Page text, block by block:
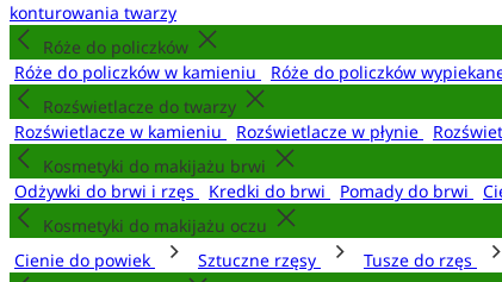
konturowania twarzy
Róże do policzków
Róże do policzków w kamieniu
Róże do policzków
Rozświetlacze do twarzy
Rozświetlacze w kamieniu
Rozświetlacze w płynie
Kosmetyki do makijażu brwi
Odżywki do brwi i rzęs
Kredki do brwi Pomady do brwi
Kosmetyki do makijażu oczu
Cienie do powiek
Sztuczne rzęsy Tusze do rzęs